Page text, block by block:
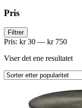
Pris
Min.
pris
Makspris
Filtrer
Pris: kr 30 — kr 750
Viser det ene resultatet